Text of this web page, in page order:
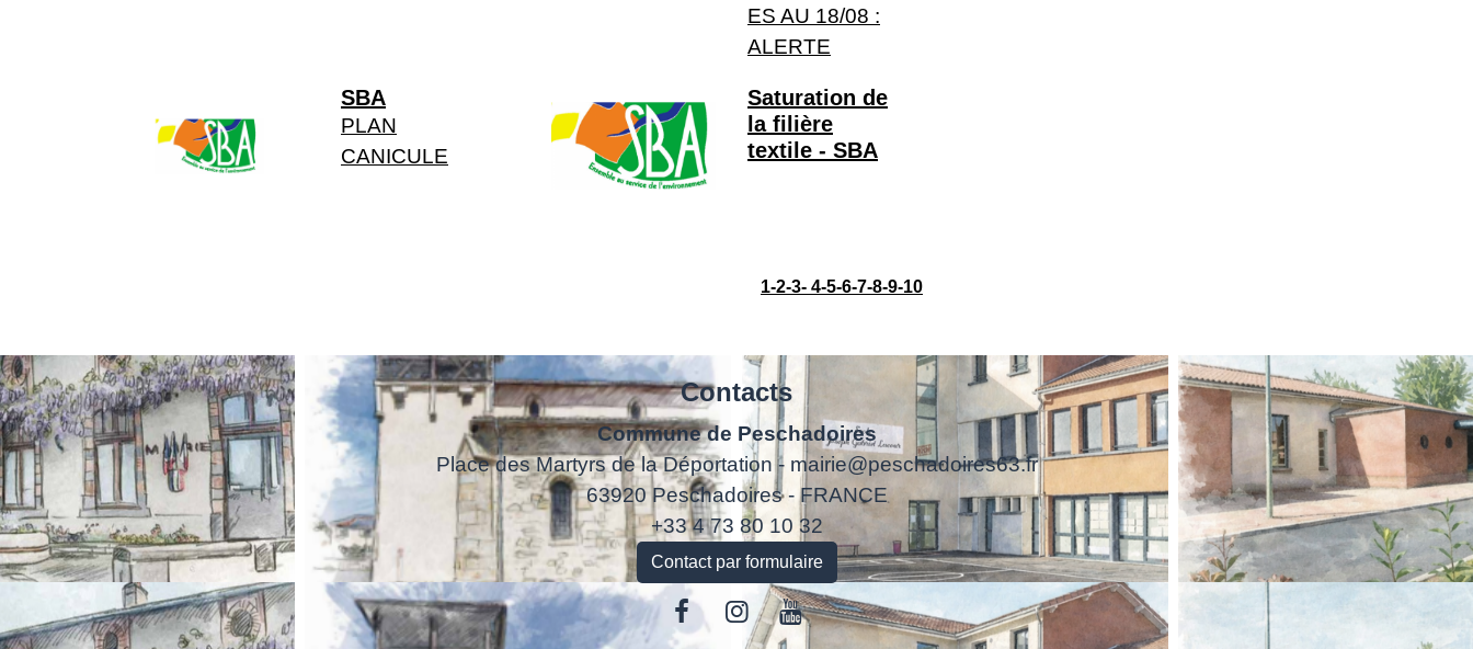
ES AU 18/08 :
ALERTE
SBA
PLAN
CANICULE
Saturation de
la filière
textile - SBA
1-2-3- 4-5-6-7-8-9-10
Contacts
Commune de Peschadoires
Place des Martyrs de la Déportation - mairie@peschadoires63.fr
63920 Peschadoires - FRANCE
+33 4 73 80 10 32
Contact par formulaire